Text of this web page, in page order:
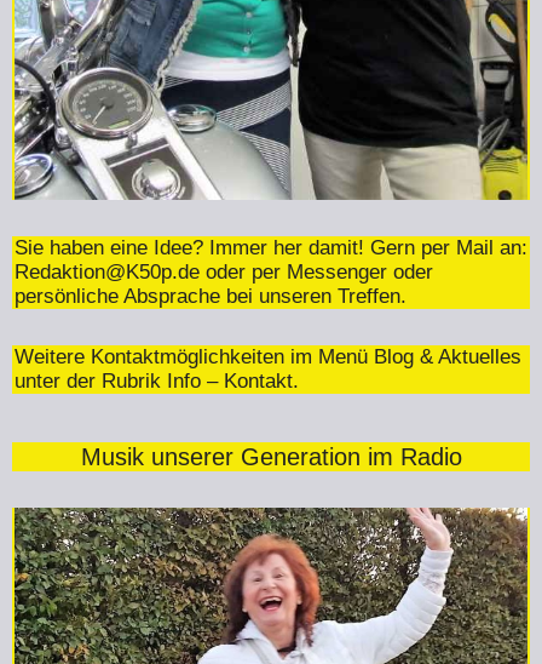
Sie haben eine Idee? Immer her damit! Gern per Mail an:
Redaktion@K50p.de oder per Messenger oder
persönliche Absprache bei unseren Treffen.
Weitere Kontaktmöglichkeiten im Menü Blog & Aktuelles
unter der Rubrik Info – Kontakt.
Musik unserer Generation im Radio